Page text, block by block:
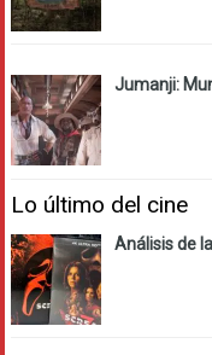
Jumanji:
Lo último del cine
Análisis de